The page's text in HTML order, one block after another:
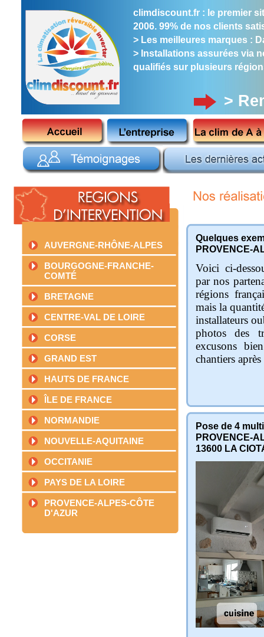
climdiscount.fr : le premier
2006. 99% de nos clients
> Les meilleures marques :
> Installations assurées via
qualifiés sur plusieurs
>
AUVERGNE-RHÔNE-ALPES
BOURGOGNE-FRANCHE-
COMTÉ
BRETAGNE
CENTRE-VAL DE LOIRE
CORSE
GRAND EST
HAUTS DE FRANCE
ÎLE DE FRANCE
NORMANDIE
NOUVELLE-AQUITAINE
OCCITANIE
PAYS DE LA LOIRE
PROVENCE-ALPES-CÔTE
D'AZUR
Quelques
PROVENCE-
Voici ci-
par nos
régions
mais la
installateurs
photos des
excusons
chantiers
Pose de 4
PROVENCE-
13600 LA